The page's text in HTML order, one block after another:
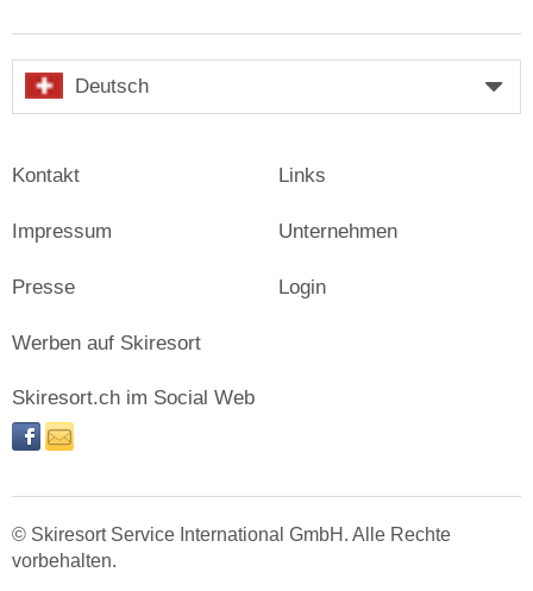
Deutsch
Kontakt
Impressum
Presse
Links
Unternehmen
Login
Werben auf Skiresort
Skiresort.ch im Social Web
facebooknewsletter
© Skiresort Service International GmbH. Alle Rechte
vorbehalten.